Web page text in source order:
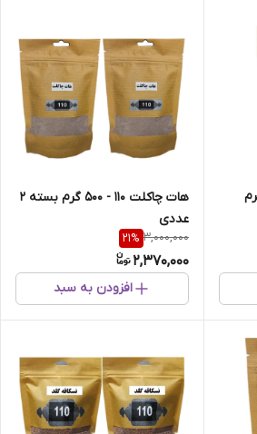
هات چاکلت 110 - 500 گرم بسته 2
عددی
3,000,000
21%
2,370,000
افزودن به سبد